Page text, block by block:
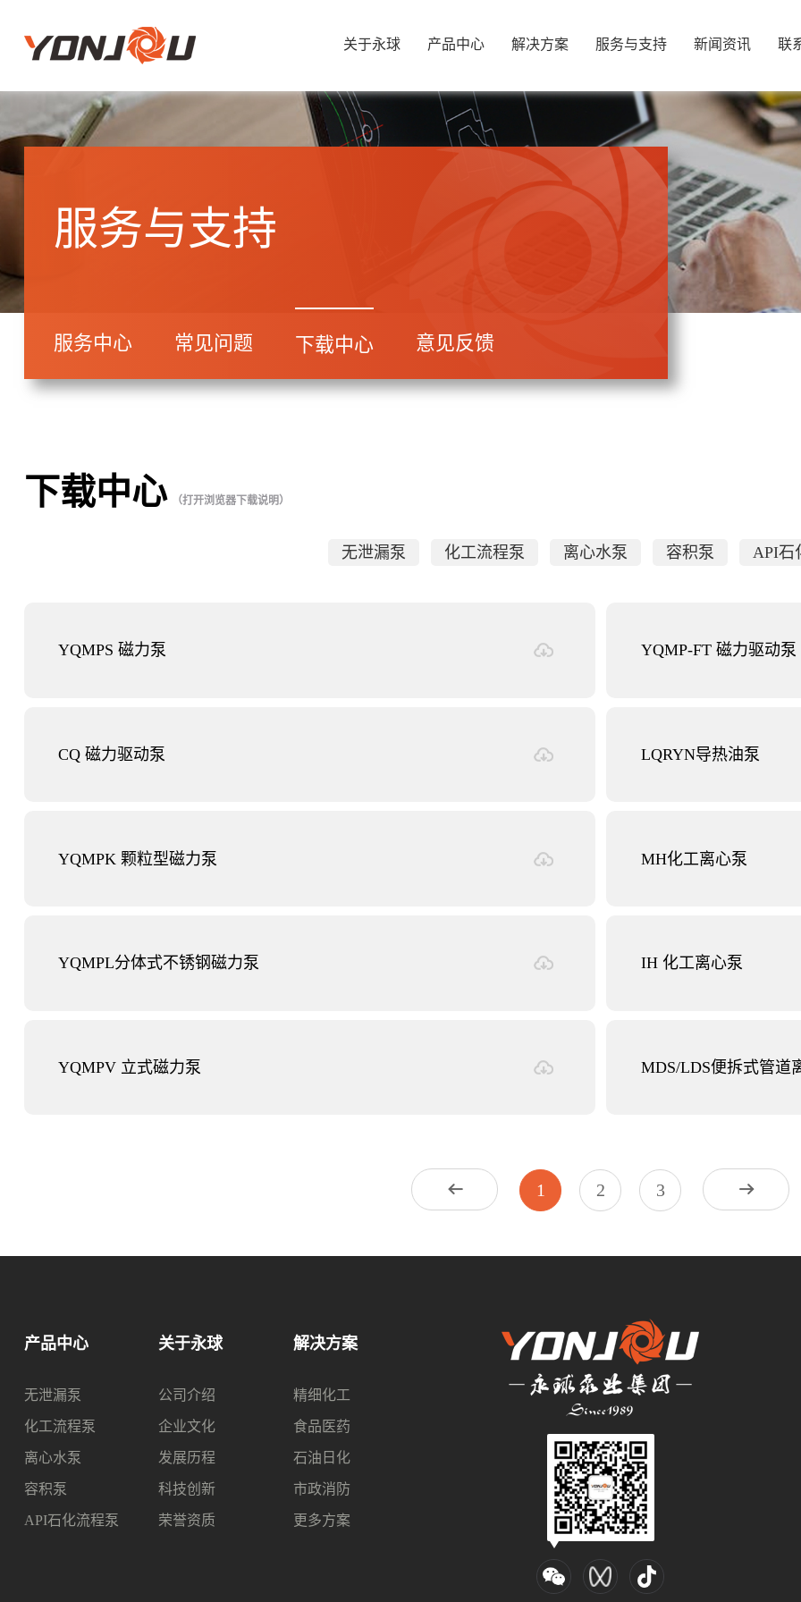
关于永球 产品中心 解决方案 服务与支持 新闻资讯 联
服务与支持
服务中心 常见问题 下载中心 意见反馈
下载中心 （打开浏览器下载说明）
无泄漏泵 化工流程泵 离心水泵 容积泵 API石
YQMPS 磁力泵 YQMP-FT 磁力驱动泵
CQ 磁力驱动泵 LQRYN导热油泵
YQMPK 颗粒型磁力泵 MH化工离心泵
YQMPL分体式不锈钢磁力泵 IH 化工离心泵
YQMPV 立式磁力泵 MDS/LDS便拆式管道
1 2 3
产品中心
无泄漏泵
化工流程泵
离心水泵
容积泵
API石化流程泵
关于永球
公司介绍
企业文化
发展历程
科技创新
荣誉资质
解决方案
精细化工
食品医药
石油日化
市政消防
更多方案